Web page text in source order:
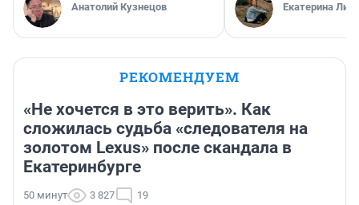
Анатолий Кузнецов Екатерина
РЕКОМЕНДУЕМ
«Не хочется в это верить». Как
сложилась судьба «следователя на
золотом Lexus» после скандала в
Екатеринбурге
50 минут 3 827 19